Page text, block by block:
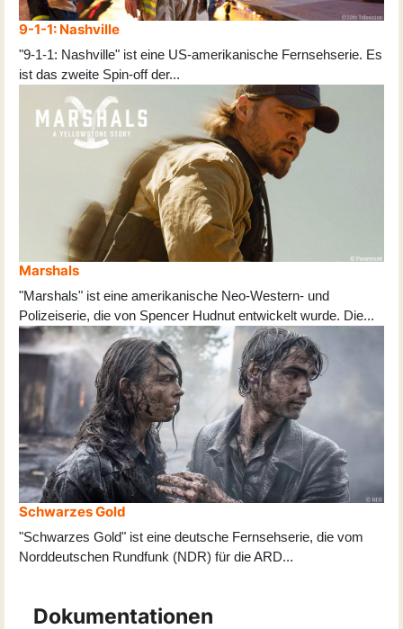
9-1-1: Nashville
"9-1-1: Nashville" ist eine US-amerikanische Fernsehserie. Es
ist das zweite Spin-off der...
Marshals
"Marshals" ist eine amerikanische Neo-Western- und
Polizeiserie, die von Spencer Hudnut entwickelt wurde. Die...
Schwarzes Gold
"Schwarzes Gold" ist eine deutsche Fernsehserie, die vom
Norddeutschen Rundfunk (NDR) für die ARD...
Dokumentationen